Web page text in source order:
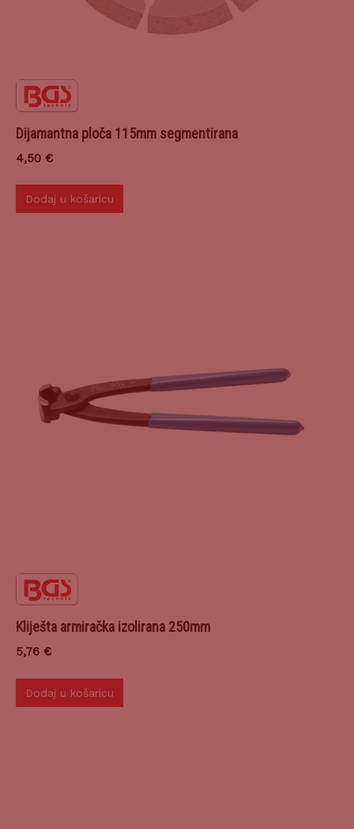
Dijamantna ploča 115mm segmentirana
4,50 €
Dodaj u košaricu
Kliješta armiračka izolirana 250mm
5,76 €
Dodaj u košaricu